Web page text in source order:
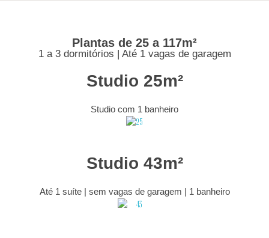
Plantas de 25 a 117m²
1 a 3 dormitórios | Até 1 vagas de garagem
Studio 25m²
Studio com 1 banheiro
Studio 43m²
Até 1 suíte | sem vagas de garagem | 1 banheiro